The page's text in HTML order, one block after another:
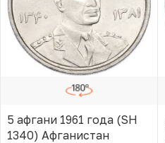
5 афгани 1961 года (SH
1340) Афганистан